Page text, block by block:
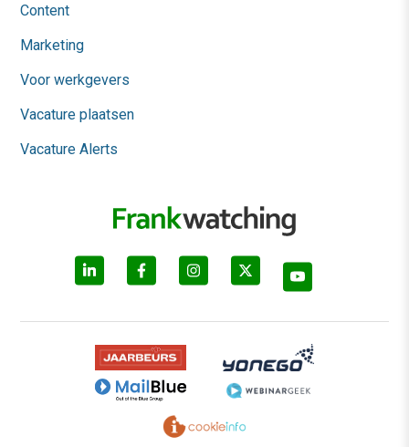
Content
Marketing
Voor werkgevers
Vacature plaatsen
Vacature Alerts